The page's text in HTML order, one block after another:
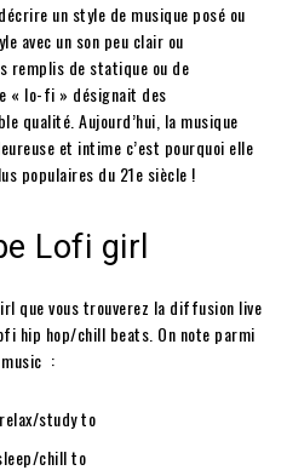
un style de musique posé ou
avec un son peu clair ou
remplis de statique ou de
« lo-fi » désignait des
qualité. Aujourd’hui, la musique
et intime c’est pourquoi elle
populaires du 21e siècle !
Lofi girl
que vous trouverez la diffusion live
hip hop/chill beats. On note parmi
:
study to
chill to